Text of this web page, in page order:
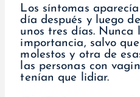
Los síntomas
día después y luego
unos tres días. Nunca
importancia, salvo
molestos y otra de
las personas con
tenían que lidiar.